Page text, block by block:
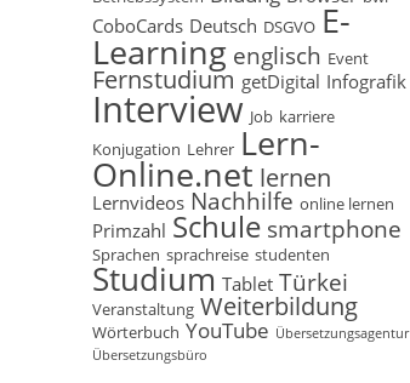
CoboCards Deutsch DSGVO E-
Learning englisch Event
Fernstudium getDigital Infografik
Interview Job karriere
Konjugation Lehrer Lern-
Online.net lernen
Lernvideos Nachhilfe online lernen
Primzahl Schule smartphone
Sprachen sprachreise studenten
Studium Tablet Türkei
Veranstaltung Weiterbildung
Wörterbuch YouTube Übersetzungsagentur
Übersetzungsbüro